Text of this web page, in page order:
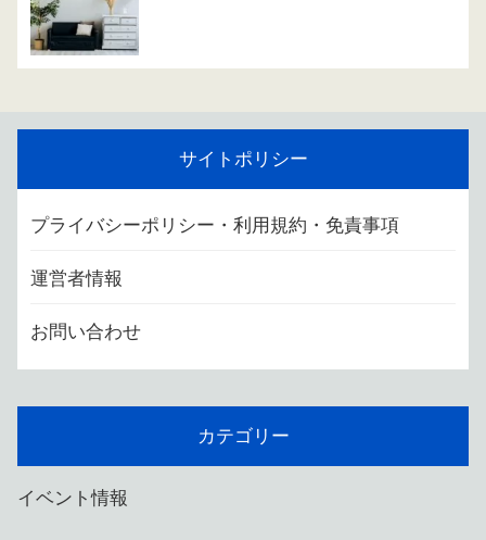
サイトポリシー
プライバシーポリシー・利用規約・免責事項
運営者情報
お問い合わせ
カテゴリー
イベント情報